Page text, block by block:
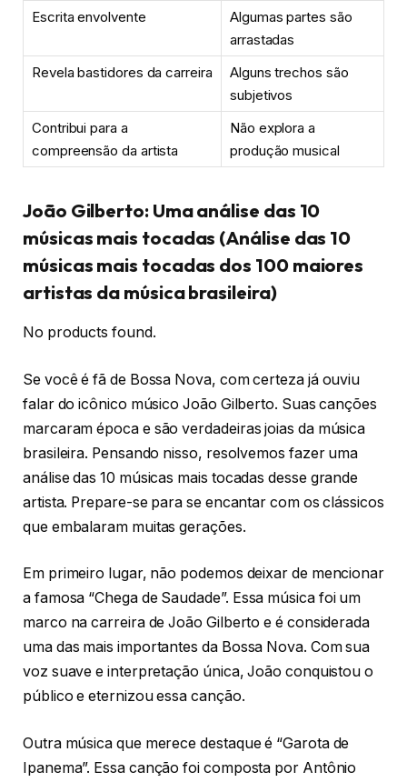
Escrita envolvente
Algumas partes são
arrastadas
Revela bastidores da carreira
Alguns trechos são
subjetivos
Contribui para a
compreensão da artista
Não explora a
produção musical
João Gilberto: Uma análise das 10
músicas mais tocadas (Análise das 10
músicas mais tocadas dos 100 maiores
artistas da música brasileira)
No products found.
Se você é fã de Bossa Nova, com certeza já ouviu
falar do icônico músico João Gilberto. Suas canções
marcaram época e são verdadeiras joias da música
brasileira. Pensando nisso, resolvemos fazer uma
análise das 10 músicas mais tocadas desse grande
artista. Prepare-se para se encantar com os clássicos
que embalaram muitas gerações.
Em primeiro lugar, não podemos deixar de mencionar
a famosa “Chega de Saudade”. Essa música foi um
marco na carreira de João Gilberto e é considerada
uma das mais importantes da Bossa Nova. Com sua
voz suave e interpretação única, João conquistou o
público e eternizou essa canção.
Outra música que merece destaque é “Garota de
Ipanema”. Essa canção foi composta por Antônio